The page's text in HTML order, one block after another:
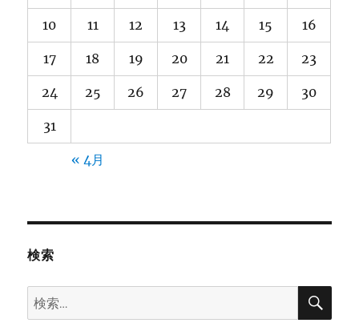
10 11 12 13 14 15 16
17 18 19 20 21 22 23
24 25 26 27 28 29 30
31
« 4月
検索
検
索:
検